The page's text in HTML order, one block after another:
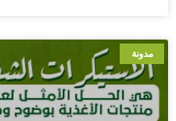
مدونة